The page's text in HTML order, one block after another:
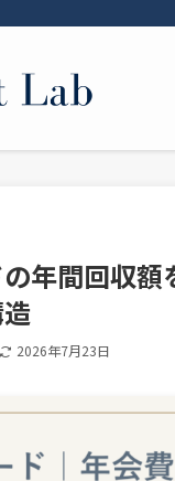
年間回収
2026年7月23日